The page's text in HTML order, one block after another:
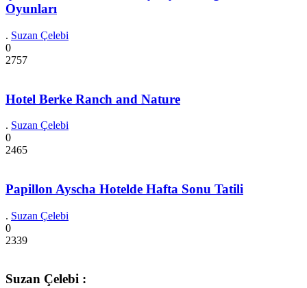
Oyunları
. Suzan Çelebi
0
2757
Hotel Berke Ranch and Nature
. Suzan Çelebi
0
2465
Papillon Ayscha Hotelde Hafta Sonu Tatili
. Suzan Çelebi
0
2339
Suzan Çelebi :